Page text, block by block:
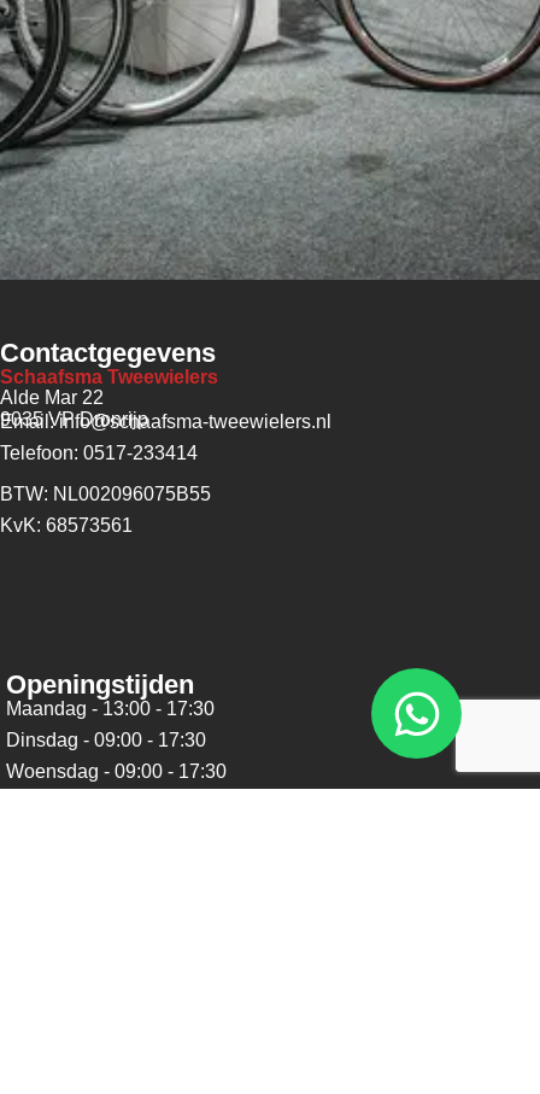
Contactgegevens
Schaafsma Tweewielers
Alde Mar 22
9035 VP Dronrijp
Email: info@schaafsma-tweewielers.nl
Telefoon: 0517-233414
BTW: NL002096075B55
KvK: 68573561
Openingstijden
Maandag - 13:00 - 17:30
Dinsdag - 09:00 - 17:30
Woensdag - 09:00 - 17:30